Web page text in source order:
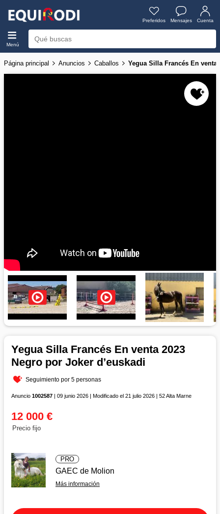
Preferidos Mensajes Cuenta
Menú
Página principal Anuncios Caballos Yegua Silla Francés En venta
Yegua Silla Francés En venta 2023
Negro por Joker d’euskadi
Seguimiento por 5 personas
Anuncio 1002587 | 09 junio 2026 | Modificado el 21 julio 2026 | 52 Alta Marne
12 000 €
Precio fijo
PRO
GAEC de Molion
Más información